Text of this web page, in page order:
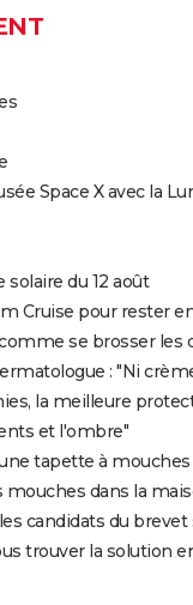
Space X avec la
solaire du 12 août
Cruise pour rester
se brosser les
: "Ni
la meilleure
et l'ombre"
tapette à mouches
mouches dans la
candidats du brevet
trouver la solution